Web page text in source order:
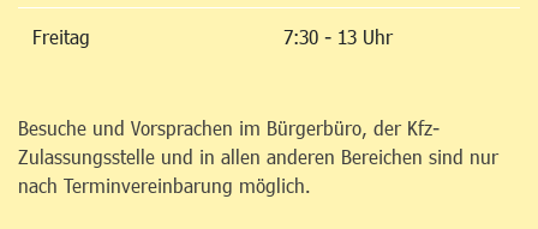
Freitag 7:30 - 13 Uhr
Besuche und Vorsprachen im Bürgerbüro, der Kfz-
Zulassungsstelle und in allen anderen Bereichen sind nur
nach Terminvereinbarung möglich.